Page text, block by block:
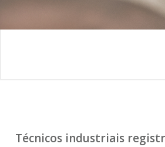
Técnicos industriais